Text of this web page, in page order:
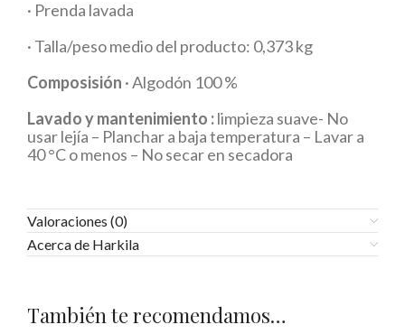
· Prenda lavada
· Talla/peso medio del producto: 0,373 kg
Composisión · Algodón 100 %
Lavado y mantenimiento :limpieza suave- No
usar lejía – Planchar a baja temperatura – Lavar a
40 °C o menos – No secar en secadora
Valoraciones (0)
Acerca de Harkila
También te recomendamos…